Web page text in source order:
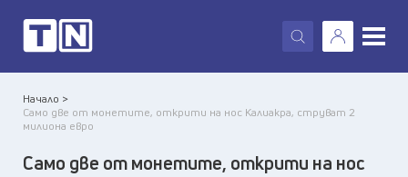
X
Начало >
Само две от монетите, открити на нос Калиакра, струват 2
милиона евро
Само две от монетите, открити на нос